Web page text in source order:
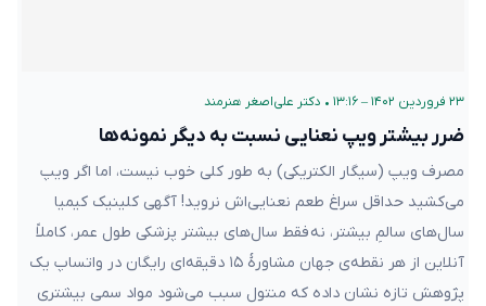
۲۳ فروردین ۱۴۰۲ – ۱۳:۱۶ • دکتر علی‌اصغر هنرمند
ضرر بیشتر ویپ نعنایی نسبت به دیگر نمونه‌ها
مصرف ویپ (سیگار الکتریکی) به طور کلی خوب نیست، اما اگر ویپ
می‌کشید حداقل سراغ طعم نعنایی‌اش نروید! آگهی کلینیک کیمیا
سال‌های سالمِ بیشتر، نه فقط سال‌های بیشتر پزشکی طول عمر، کاملاً
آنلاین از هر نقطه‌ی جهان مشاورهٔ ۱۵ دقیقه‌ای رایگان در واتساپ یک
پژوهش تازه نشان داده که منتول سبب می‌شود مواد سمی بیشتری